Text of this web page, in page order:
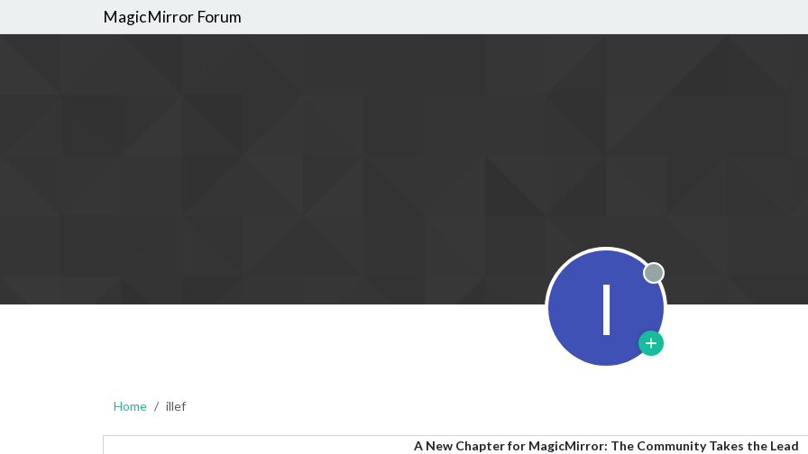
MagicMirror Forum
I Offline
Home illef
A New Chapter for MagicMirror: The Community Takes the Lead